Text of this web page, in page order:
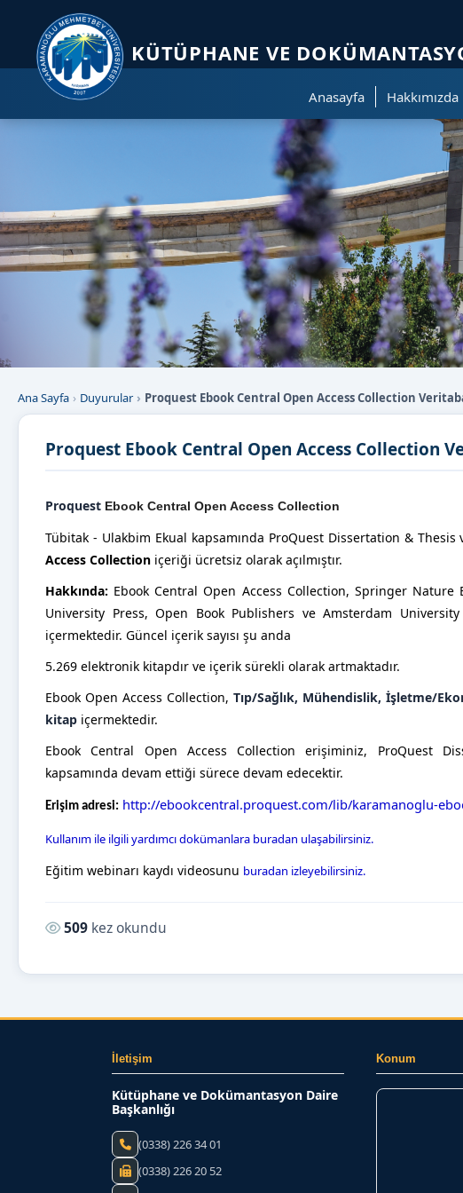
KÜTÜPHANE VE
Anasayfa Hakkımızda
Ana Sayfa Duyurular Proquest Ebook Central Open Access Collection
Proquest Ebook Central Open Access Collection
Proquest Ebook Central Open Access Collection
Tübitak - Ulakbim Ekual kapsamında ProQuest Dissertation &
Access Collection içeriği ücretsiz olarak açılmıştır.
Hakkında: Ebook Central Open Access Collection, Springer
University Press, Open Book Publishers ve Amsterdam
içermektedir. Güncel içerik sayısı şu anda
5.269 elektronik kitapdır ve içerik sürekli olarak artmaktadır.
Ebook Open Access Collection, Tıp/Sağlık, Mühendislik, İşletme/
kitap içermektedir.
Ebook Central Open Access Collection erişiminiz, ProQuest
kapsamında devam ettiği sürece devam edecektir.
Erişim adresi: http://ebookcentral.proquest.com/lib/karamanoglu-
Kullanım ile ilgili yardımcı dokümanlara buradan ulaşabilirsiniz.
Eğitim webinarı kaydı videosunu buradan izleyebilirsiniz.
Okunma sayısı:
509 kez okundu
İletişim
Kütüphane ve Dokümantasyon Daire
Başkanlığı
(0338) 226 34 01
(0338) 226 20 52
Konum